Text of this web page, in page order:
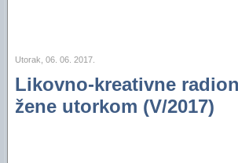
Utorak, 06. 06. 2017.
Likovno-kreativne
žene utorkom (V/2017)